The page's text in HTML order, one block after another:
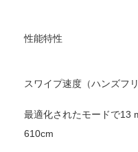
性能特性
スワイプ速度（ハンズフリ
最適化されたモードで13
610cm